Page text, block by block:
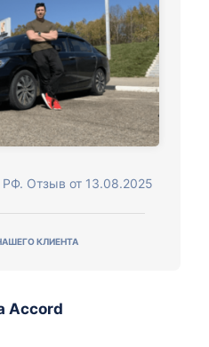
РФ. Отзыв от 13.08.2025
КЛИЕНТА
Accord